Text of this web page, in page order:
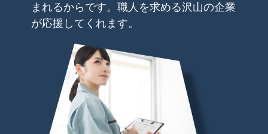
まれるからです。職人を求める沢山の企業
が応援してくれます。